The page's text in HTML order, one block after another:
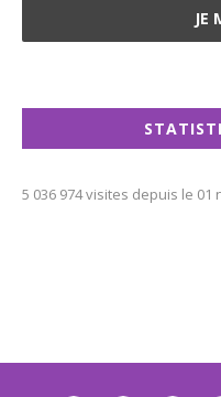
5 036 974 visites depuis le 01